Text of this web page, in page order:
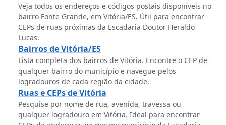
Veja todos os endereços e códigos postais disponíveis no
bairro Fonte Grande, em Vitória/ES. Útil para encontrar
CEPs de ruas próximas da Escadaria Doutor Heraldo
Lucas.
Bairros de Vitória/ES
Lista completa dos bairros de Vitória. Encontre o CEP de
qualquer bairro do município e navegue pelos
logradouros de cada região da cidade.
Ruas e CEPs de Vitória
Pesquise por nome de rua, avenida, travessa ou
qualquer logradouro em Vitória. Ideal para encontrar